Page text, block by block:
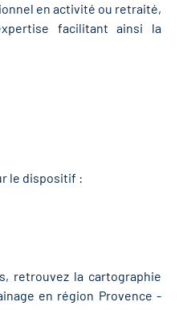
en activité ou retraité,
facilitant ainsi la
le dispositif :
retrouvez la cartographie
en région Provence -